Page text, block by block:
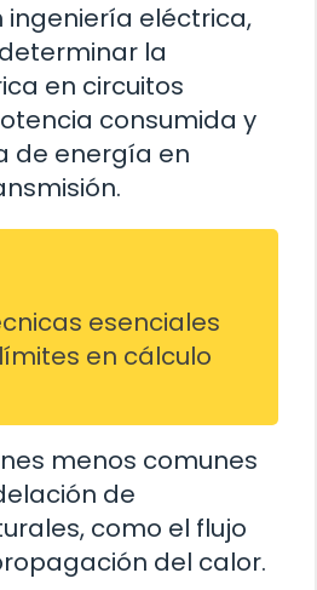
ingeniería eléctrica,
la
en circuitos
consumida y
de energía en
esenciales
en cálculo
menos comunes
de
como el flujo
del calor.